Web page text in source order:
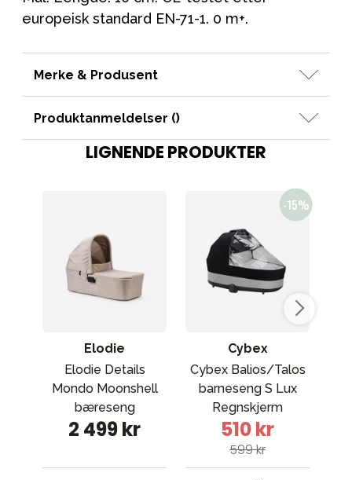
europeisk standard EN-71-1. 0 m+.
Merke & Produsent
Produktanmeldelser ()
LIGNENDE PRODUKTER
Elodie
Elodie Details
Mondo Moonshell
bæreseng
2 499 kr
Cybex
Cybex Balios/Talos
barneseng S Lux
Regnskjerm
510 kr
599 kr